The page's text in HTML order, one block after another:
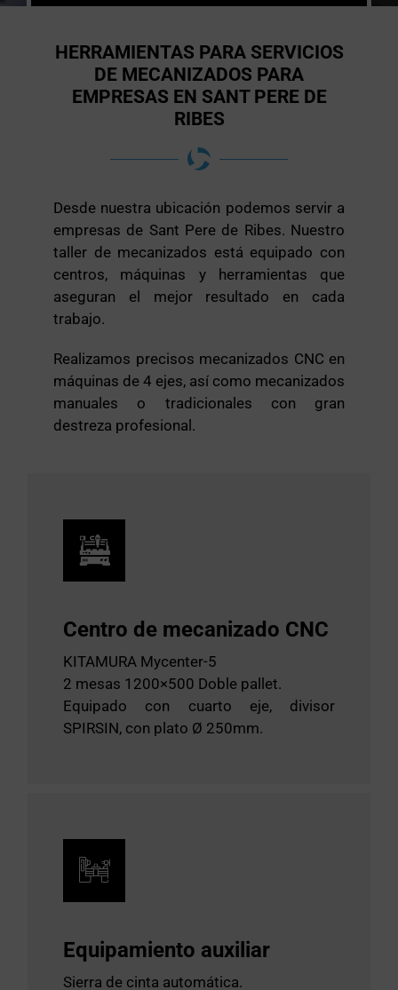
HERRAMIENTAS PARA SERVICIOS
DE MECANIZADOS PARA
EMPRESAS EN SANT PERE DE
RIBES
Desde nuestra ubicación podemos servir a
empresas de Sant Pere de Ribes. Nuestro
taller de mecanizados está equipado con
centros, máquinas y herramientas que
aseguran el mejor resultado en cada
trabajo.
Realizamos precisos mecanizados CNC en
máquinas de 4 ejes, así como mecanizados
manuales o tradicionales con gran
destreza profesional.
Centro de mecanizado CNC
KITAMURA Mycenter-5
2 mesas 1200×500 Doble pallet.
Equipado con cuarto eje, divisor
SPIRSIN, con plato Ø 250mm.
Equipamiento auxiliar
Sierra de cinta automática.